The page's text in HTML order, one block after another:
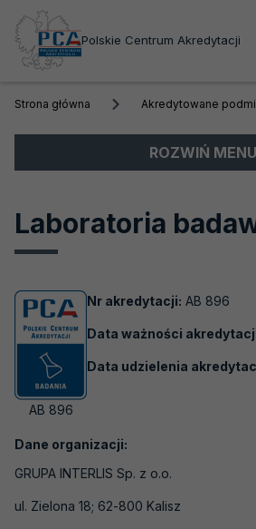
Polskie Centrum Akredytacji
Strona główna Akredytowane
ROZWIŃ MENU
Obszary akredytacji
Akredytacje aktywne
Biobanki
Laboratoria badawcze
Laboratoria medyczne
Laboratoria wzorcujące
Jednostki certyfikujące osoby
Jednostki certyfikujące
Laboratoria
AB 896
Nr akredytacji: AB 896
Data ważności
Data udzielenia
Dane organizacji:
GRUPA INTERLIS Sp. z o.o.
ul. Zielona 18; 62-800 Kalisz